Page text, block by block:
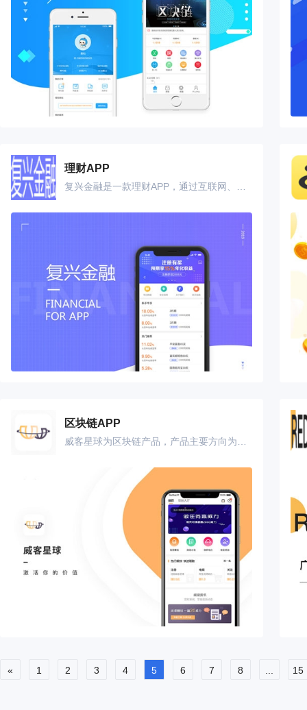
理财APP
复兴金融是一款理财APP，通过互联网、移动互联网和大数据技术创新为城市白领人群提供创新、安全、简单快速的个人理财服务。
区块链APP
威客星球为区块链产品，产品主要方向为让用户的行为操作产生价值，并给予用户带来收益，其中新闻阅读;收听音乐;购物;阅读小说；小额任务，积分墙，签到可获得奖励，奖励方式为现金返还以及虚拟货币。
« 1 2 3 4 5 6 7 8 ... 15